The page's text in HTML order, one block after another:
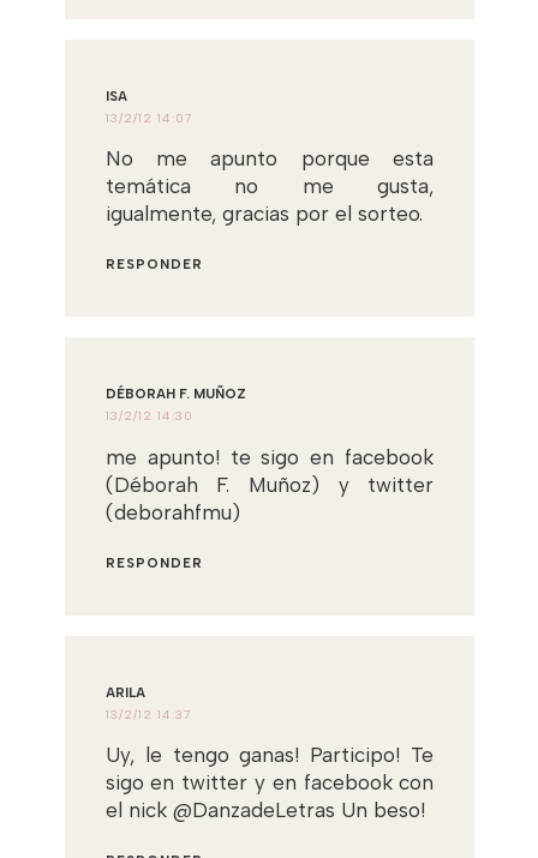
ISA
13/2/12 14:07
No me apunto porque esta
temática no me gusta,
igualmente, gracias por el sorteo.
RESPONDER
DÉBORAH F. MUÑOZ
13/2/12 14:30
me apunto! te sigo en facebook
(Déborah F. Muñoz) y twitter
(deborahfmu)
RESPONDER
ARILA
13/2/12 14:37
Uy, le tengo ganas! Participo! Te
sigo en twitter y en facebook con
el nick @DanzadeLetras Un beso!